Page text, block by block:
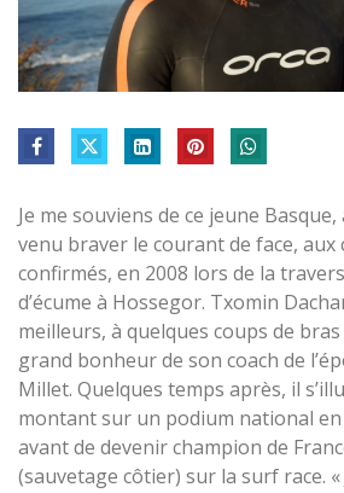
Je me souviens de ce jeune
venu braver le courant de face, aux
confirmés, en 2008 lors de la
d’écume à Hossegor. Txomin
meilleurs, à quelques coups de
grand bonheur de son coach de
Millet. Quelques temps après, il
montant sur un podium national
avant de devenir champion de
(sauvetage côtier) sur la surf race.